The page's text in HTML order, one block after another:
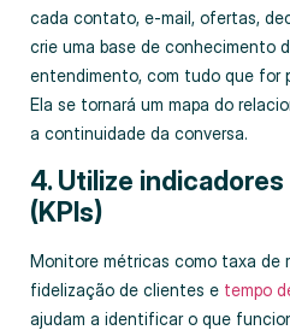
cada contato, e-mail, ofertas,
crie uma base de conhecimento
entendimento, com tudo que for
Ela se tornará um mapa do
a continuidade da conversa.
4. Utilize
(KPIs)
Monitore métricas como taxa de
fidelização de clientes e tempo
ajudam a identificar o que